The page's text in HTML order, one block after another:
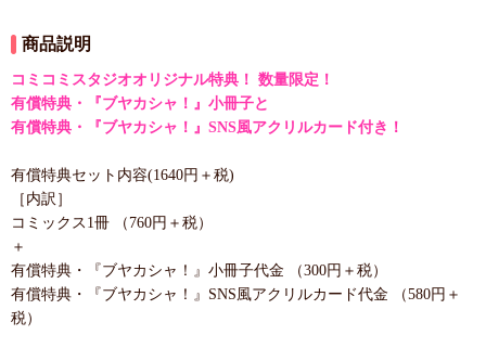
商品説明
コミコミスタジオオリジナル特典！ 数量限定！
有償特典・『ブヤカシャ！』小冊子と
有償特典・『ブヤカシャ！』SNS風アクリルカード付き！
有償特典セット内容(1640円＋税)
［内訳］
コミックス1冊 （760円＋税）
＋
有償特典・『ブヤカシャ！』小冊子代金 （300円＋税）
有償特典・『ブヤカシャ！』SNS風アクリルカード代金 （580円＋
税）